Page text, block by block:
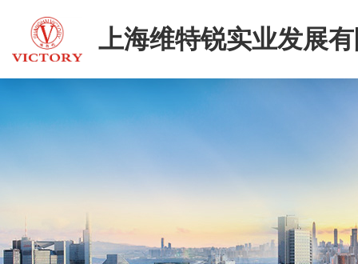
上海维特锐实业发展
二部